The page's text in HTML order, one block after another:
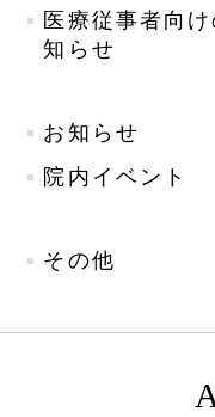
医療従事者向け
知らせ
お知らせ
院内イベント
その他